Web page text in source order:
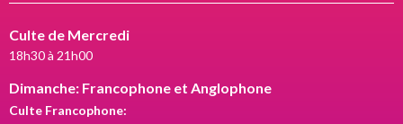
Culte de Mercredi
18h30 à 21h00
Dimanche: Francophone et Anglophone
Culte Francophone: